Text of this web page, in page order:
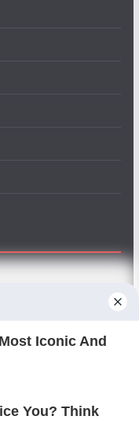
тек со најновите